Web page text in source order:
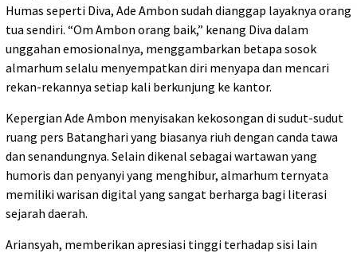
Humas seperti Diva, Ade Ambon sudah dianggap layaknya orang
tua sendiri. “Om Ambon orang baik,” kenang Diva dalam
unggahan emosionalnya, menggambarkan betapa sosok
almarhum selalu menyempatkan diri menyapa dan mencari
rekan-rekannya setiap kali berkunjung ke kantor.
Kepergian Ade Ambon menyisakan kekosongan di sudut-sudut
ruang pers Batanghari yang biasanya riuh dengan canda tawa
dan senandungnya. Selain dikenal sebagai wartawan yang
humoris dan penyanyi yang menghibur, almarhum ternyata
memiliki warisan digital yang sangat berharga bagi literasi
sejarah daerah.
Ariansyah, memberikan apresiasi tinggi terhadap sisi lain